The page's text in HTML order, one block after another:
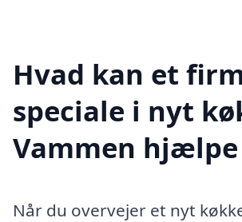
Hvad kan et
speciale i nyt
Vammen hjælpe
Når du overvejer et nyt